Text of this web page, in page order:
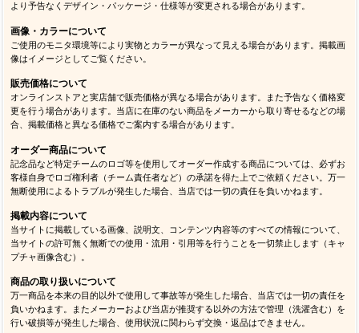
より予告なくデザイン・パッケージ・仕様等が変更される場合があります。
画像・カラーについて
ご使用のモニタ環境等により実物とカラーが異なって見える場合があります。掲載画
像はイメージとしてご覧ください。
販売価格について
オンラインストアと実店舗で販売価格が異なる場合があります。また予告なく価格変
更を行う場合があります。当店に在庫のない商品をメーカーから取り寄せるなどの場
合、掲載価格と異なる価格でご案内する場合があります。
オーダー商品について
記念品など特定チームのロゴ等を使用してオーダー作成する商品については、必ずお
客様自身でロゴ権利者（チーム責任者など）の承諾を得た上でご依頼ください。万一
無断使用によるトラブルが発生した場合、当店では一切の責任を負いかねます。
掲載内容について
当サイトに掲載している画像、説明文、コンテンツ内容等のすべての情報について、
当サイトの許可無く無断での使用・流用・引用等を行うことを一切禁止します（キャ
プチャ画像含む）。
商品の取り扱いについて
万一商品を本来の目的以外で使用して事故等が発生した場合、当店では一切の責任を
負いかねます。またメーカーおよび当店が推奨する以外の方法で管理（洗濯含む）を
行い破損等が発生した場合、使用状況に関わらず交換・返品はできません。